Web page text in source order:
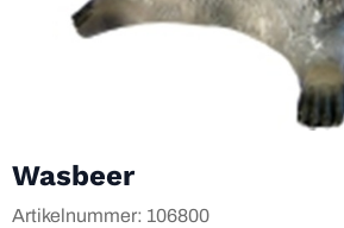
Wasbeer
Artikelnummer: 106800